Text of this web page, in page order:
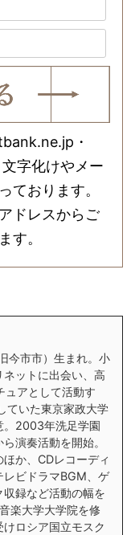
・
字化けやメー
ております。
ドレスからご
す。
今市市）生まれ。小
ットに出会い、高
ュアとして活動す
ていた東京家政大学
。2003年洗足学園
演奏活動を開始。
か、CDレコーディ
レビドラマBGM、ゲ
録など活動の幅を
楽大学大学院を修
ロシア国立モスク